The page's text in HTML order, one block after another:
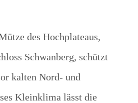
des Hochplateaus,
Schwanberg, schützt
kalten Nord- und
Kleinklima lässt die